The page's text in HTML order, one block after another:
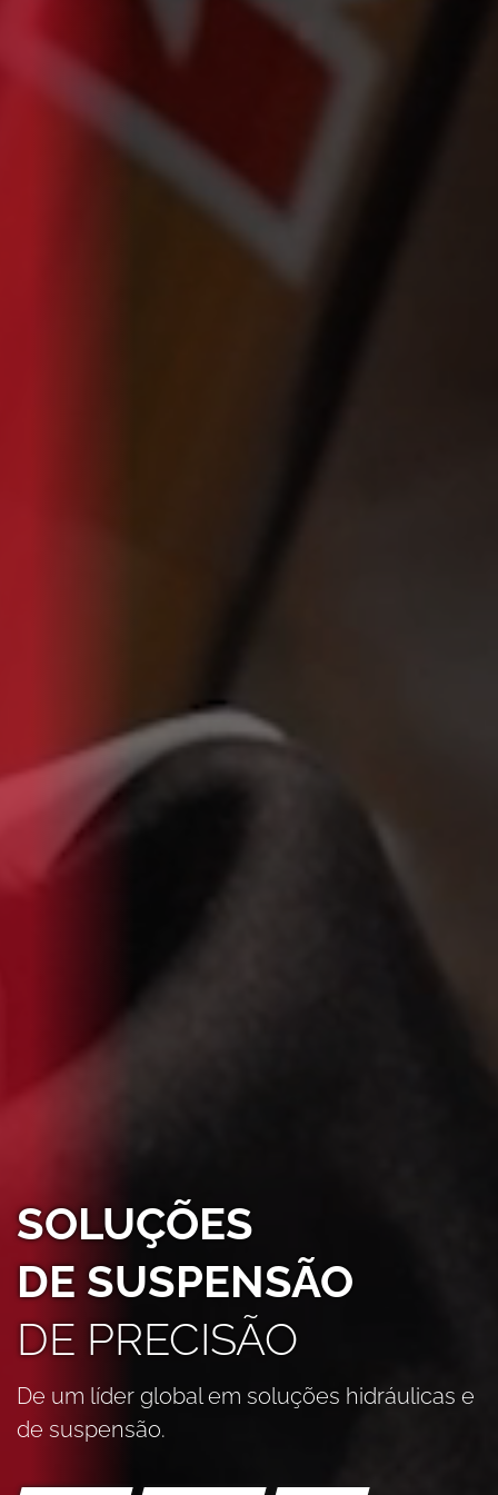
SOLUÇÕES
DE SUSPENSÃO
DE PRECISÃO
De um líder global em soluções hidráulicas e
de suspensão.